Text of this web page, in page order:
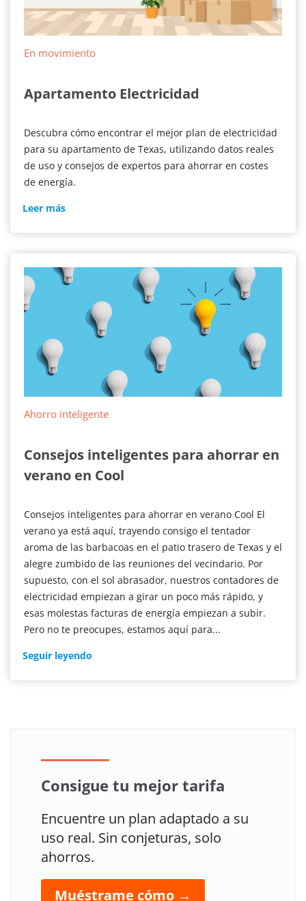
En movimiento
Apartamento Electricidad
Descubra cómo encontrar el mejor plan de electricidad
para su apartamento de Texas, utilizando datos reales
de uso y consejos de expertos para ahorrar en costes
de energía.
Leer másElectricidad
Ahorro inteligente
Consejos inteligentes para ahorrar en
verano en Cool
Consejos inteligentes para ahorrar en verano Cool El
verano ya está aquí, trayendo consigo el tentador
aroma de las barbacoas en el patio trasero de Texas y el
alegre zumbido de las reuniones del vecindario. Por
supuesto, con el sol abrasador, nuestros contadores de
electricidad empiezan a girar un poco más rápido, y
esas molestas facturas de energía empiezan a subir.
Pero no te preocupes, estamos aquí para...
Seguir leyendo
Consigue tu mejor tarifa
Encuentre un plan adaptado a su
uso real. Sin conjeturas, solo
ahorros.
Muéstrame cómo →